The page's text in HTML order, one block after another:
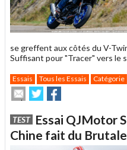
se greffent aux côtés du V-
Suffisant pour "Tracer" vers le
Essais Tous les Essais Catégorie
Envoyer
cet
à
un
ami
Partager
sur
sur
TEST Essai QJMotor
Chine fait du Brutale